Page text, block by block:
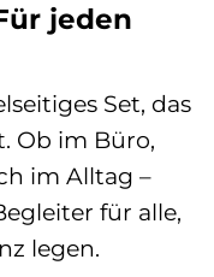
jeden
Set, das
Ob im Büro,
im Alltag –
für alle,
legen.